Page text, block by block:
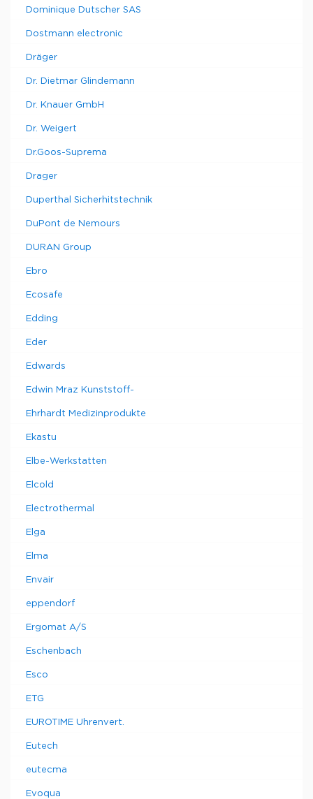
Dominique Dutscher SAS
Dostmann electronic
Dräger
Dr. Dietmar Glindemann
Dr. Knauer GmbH
Dr. Weigert
Dr.Goos-Suprema
Drager
Duperthal Sicherhitstechnik
DuPont de Nemours
DURAN Group
Ebro
Ecosafe
Edding
Eder
Edwards
Edwin Mraz Kunststoff-
Ehrhardt Medizinprodukte
Ekastu
Elbe-Werkstatten
Elcold
Electrothermal
Elga
Elma
Envair
eppendorf
Ergomat A/S
Eschenbach
Esco
ETG
EUROTIME Uhrenvert.
Eutech
eutecma
Evoqua